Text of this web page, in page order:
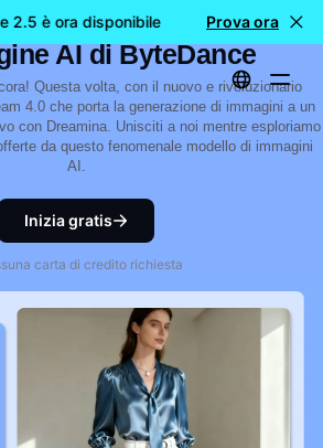
2.5 è ora disponibile 🎉 Nuovo
Prova ora
Guida al nuovo modello
AI di ByteDance
Questa volta, con il nuovo e rivoluzionario
4.0 che porta la generazione di immagini a un
con Dreamina. Unisciti a noi mentre esploriamo
da questo fenomenale modello di immagini
AI.
Inizia gratis
carta di credito richiesta